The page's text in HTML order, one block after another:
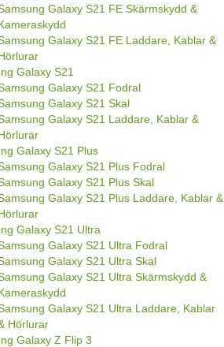
Galaxy S21 FE Skärmskydd &
Galaxy S21 FE Laddare, Kablar &
Galaxy S21
Galaxy S21 Fodral
Galaxy S21 Skal
Galaxy S21 Laddare, Kablar &
Galaxy S21 Plus
Galaxy S21 Plus Fodral
Galaxy S21 Plus Skal
Galaxy S21 Plus Laddare, Kablar &
Galaxy S21 Ultra
Galaxy S21 Ultra Fodral
Galaxy S21 Ultra Skal
Galaxy S21 Ultra Skärmskydd &
Galaxy S21 Ultra Laddare, Kablar
Hörlurar
Galaxy Z Flip 3